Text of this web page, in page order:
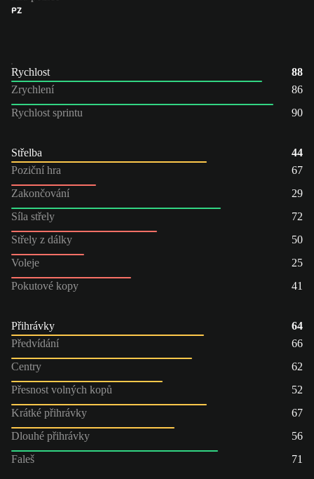
PZ
Rychlost
88
Zrychlení
86
Rychlost sprintu
90
Střelba
44
Poziční hra
67
Zakončování
29
Síla střely
72
Střely z dálky
50
Voleje
25
Pokutové kopy
41
Přihrávky
64
Předvídání
66
Centry
62
Přesnost volných kopů
52
Krátké přihrávky
67
Dlouhé přihrávky
56
Faleš
71